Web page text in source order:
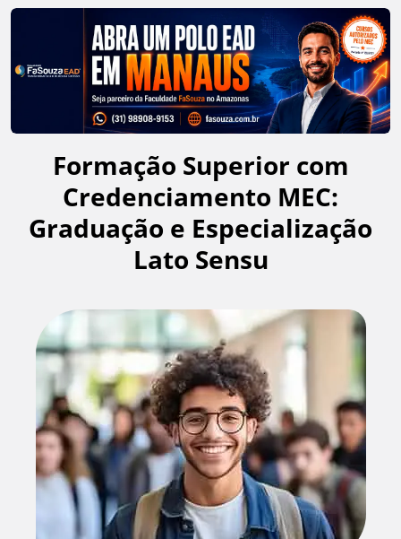
Formação Superior com
Credenciamento MEC:
Graduação e Especialização
Lato Sensu